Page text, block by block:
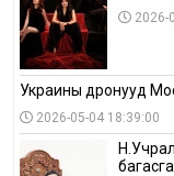
2026-
Украины дронууд
2026-05-04 18:39:00